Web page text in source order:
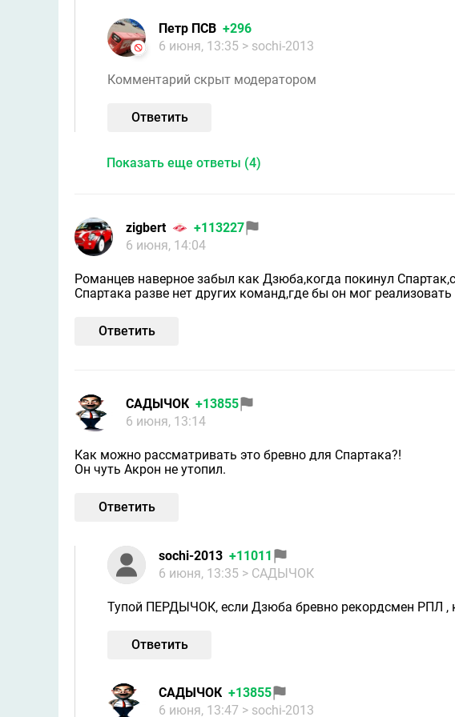
Петр ПСВ +296
6 июня, 13:35 > sochi-2013
Комментарий скрыт модератором
Ответить
Показать еще ответы (4)
zigbert
+113227
6 июня, 14:04
Романцев наверное забыл как Дзюба,когда покинул
Спартака разве нет других команд,где бы он мог реализовать
Ответить
САДЫЧОК +13855
6 июня, 13:14
Как можно рассматривать это бревно для Спартака?!
Он чуть Акрон не утопил.
Ответить
sochi-2013 +11011
6 июня, 13:35 > САДЫЧОК
Тупой ПЕРДЫЧОК, если Дзюба бревно рекордсмен РПЛ ,
Ответить
САДЫЧОК +13855
6 июня, 13:47 > sochi-2013